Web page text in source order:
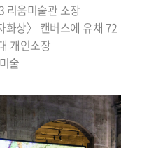
움미술관 소장
화상〉 캔버스에 유채 72
개인소장
술